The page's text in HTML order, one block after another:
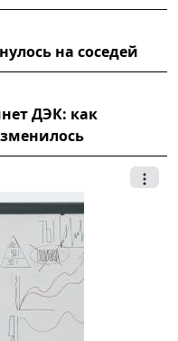
на соседей
ДЭК: как